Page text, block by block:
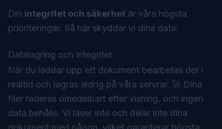
Din integritet och säkerhet är våra högsta
prioriteringar. Så här skyddar vi dina data:
Datalagring och integritet
När du laddar upp ett dokument bearbetas det i
realtid och lagras aldrig på våra servrar. 🚀 Dina
filer raderas omedelbart efter visning, och ingen
data behålls. Vi läser inte och delar inte dina